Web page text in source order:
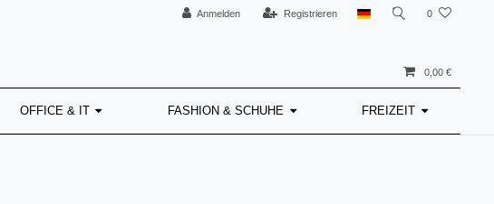
Anmelden Registrieren 0
0,00 €
OFFICE & IT FASHION & SCHUHE FREIZEIT